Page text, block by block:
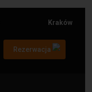
Kraków
Rezerwacja